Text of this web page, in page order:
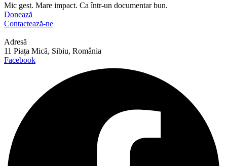
Mic gest. Mare impact. Ca într-un documentar bun.
Donează
Contactează-ne
Adresă
11 Piața Mică, Sibiu, România
Facebook